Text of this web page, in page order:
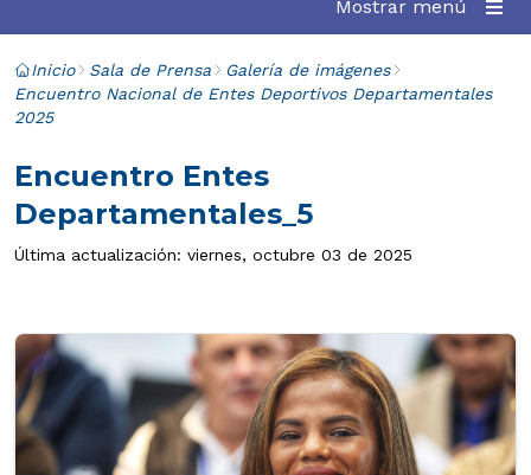
Mostrar menú
Inicio Sala de Prensa
Galería de imágenes
Encuentro Nacional de Entes Deportivos Departamentales
2025
Encuentro Entes
Departamentales_5
Última actualización: viernes, octubre 03 de 2025